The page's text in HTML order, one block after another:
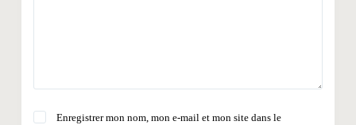
Enregistrer mon nom, mon e-mail et mon site dans le